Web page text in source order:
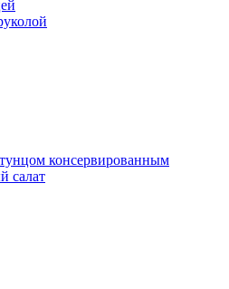
консервированным
салат